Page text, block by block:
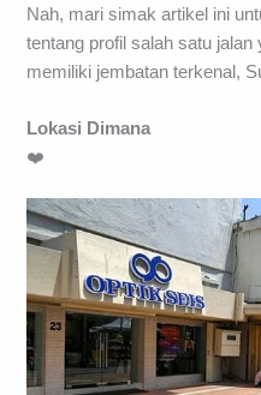
Nah, mari simak artikel ini
tentang profil salah satu
memiliki jembatan terkenal,
Lokasi Dimana
❤️